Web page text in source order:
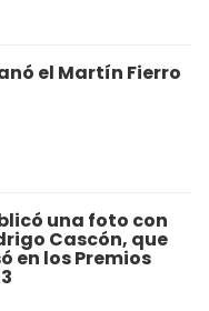
el Martín Fierro
una foto con
Cascón, que
en los Premios